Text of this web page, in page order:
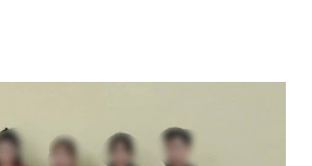
máy ảnh (Body máy
chất lượng ...